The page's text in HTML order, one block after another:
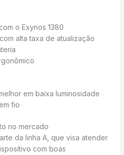
o Exynos 1380
alta taxa de atualização
em baixa luminosidade
fio
no mercado
da linha A, que visa atender
com boas